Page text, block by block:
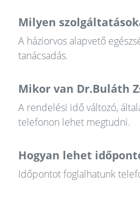
Milyen
A háziorvos alapvető
tanácsadás.
Mikor van Dr.Buláth
A rendelési idő változó,
telefonon lehet megtudni.
Hogyan lehet
Időpontot foglalhatunk